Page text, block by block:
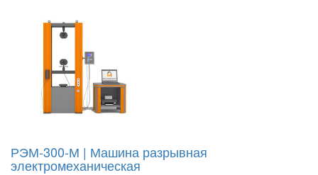
РЭМ-300-М | Машина разрывная
электромеханическая